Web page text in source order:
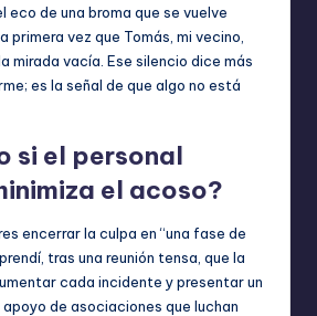
eco de una broma que se vuelve
primera vez que Tomás, mi vecino,
mirada vacía. Ese silencio dice más
es la señal de que algo no está
si el personal
el acoso?
encerrar la culpa en “una fase de
tras una reunión tensa, que la
cada incidente y presentar un
de asociaciones que luchan